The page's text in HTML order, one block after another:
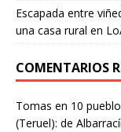
Escapada entre
una casa rural en
COMENTARIOS
Tomas en 10
(Teruel): de